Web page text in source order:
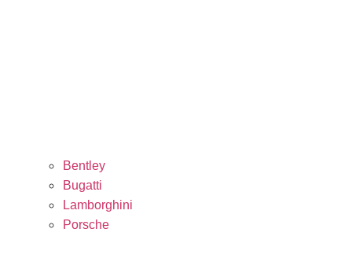
Bentley
Bugatti
Lamborghini
Porsche